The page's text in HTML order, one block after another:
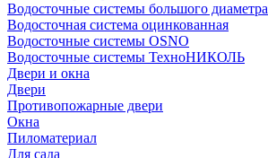
Водосточные системы большого диаметра
Водосточная система оцинкованная
Водосточные системы OSNO
Водосточные системы ТехноНИКОЛЬ
Двери и окна
Двери
Противопожарные двери
Окна
Пиломатериал
Для сада